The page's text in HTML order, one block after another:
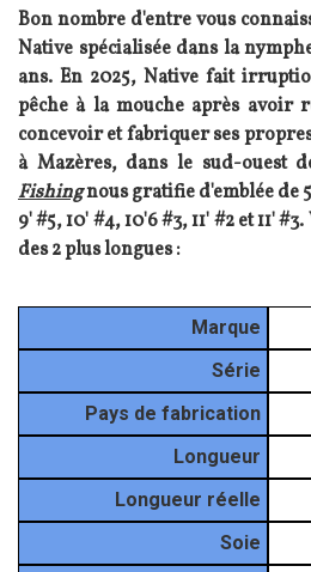
Bon nombre d'entre vous
Native spécialisée dans la
ans. En 2025, Native fait
pêche à la mouche après avoir
concevoir et fabriquer ses
à Mazères, dans le sud-ouest
Fishingnous gratifie d'emblée de
9' #5, 10' #4, 10'6 #3, 11' #2 et 11'
des 2 plus longues :
Marque
Série
Pays de fabrication
Longueur
Longueur réelle
Soie